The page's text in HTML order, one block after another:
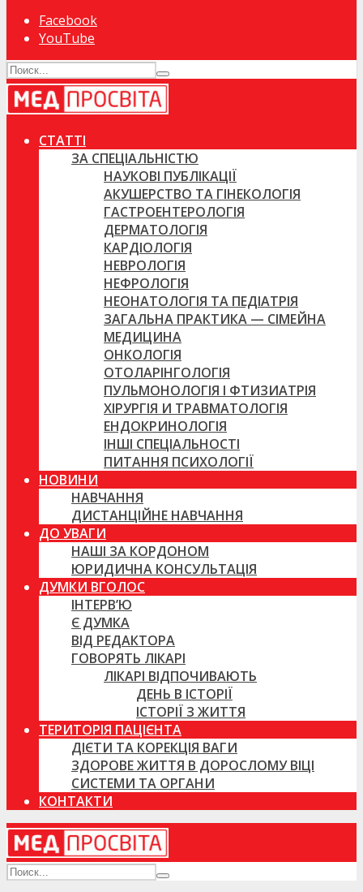
Facebook
YouTube
СТАТТІ
ЗА СПЕЦІАЛЬНІСТЮ
НАУКОВІ ПУБЛІКАЦІЇ
АКУШЕРСТВО ТА ГІНЕКОЛОГІЯ
ГАСТРОЕНТЕРОЛОГІЯ
ДЕРМАТОЛОГІЯ
КАРДІОЛОГІЯ
НЕВРОЛОГІЯ
НЕФРОЛОГІЯ
НЕОНАТОЛОГІЯ ТА ПЕДІАТРІЯ
ЗАГАЛЬНА ПРАКТИКА — СІМЕЙНА
МЕДИЦИНА
ОНКОЛОГІЯ
ОТОЛАРІНГОЛОГІЯ
ПУЛЬМОНОЛОГІЯ І ФТИЗИАТРІЯ
ХІРУРГІЯ И ТРАВМАТОЛОГІЯ
ЕНДОКРИНОЛОГІЯ
ІНШІ СПЕЦІАЛЬНОСТІ
ПИТАННЯ ПСИХОЛОГІЇ
НОВИНИ
НАВЧАННЯ
ДИСТАНЦІЙНЕ НАВЧАННЯ
ДО УВАГИ
НАШІ ЗА КОРДОНОМ
ЮРИДИЧНА КОНСУЛЬТАЦІЯ
ДУМКИ ВГОЛОС
ІНТЕРВ’Ю
Є ДУМКА
ВІД РЕДАКТОРА
ГОВОРЯТЬ ЛІКАРІ
ЛІКАРІ ВІДПОЧИВАЮТЬ
ДЕНЬ В ІСТОРІЇ
ІСТОРІЇ З ЖИТТЯ
ТЕРИТОРІЯ ПАЦІЄНТА
ДІЄТИ ТА КОРЕКЦІЯ ВАГИ
ЗДОРОВЕ ЖИТТЯ В ДОРОСЛОМУ ВІЦІ
СИСТЕМИ ТА ОРГАНИ
КОНТАКТИ